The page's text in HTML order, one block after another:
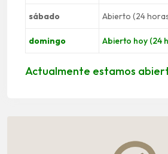
sábado Abierto (24
domingo Abierto hoy (24
Actualmente estamos